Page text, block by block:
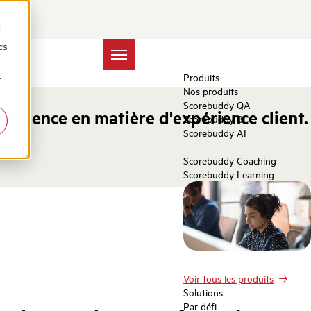
Produits
Nos produits
Scorebuddy QA
Scorebuddy BI
Scorebuddy AI
Scorebuddy Coaching
Scorebuddy Learning
Voir tous les produits
Solutions
Par défi
en matière d'expérience client.